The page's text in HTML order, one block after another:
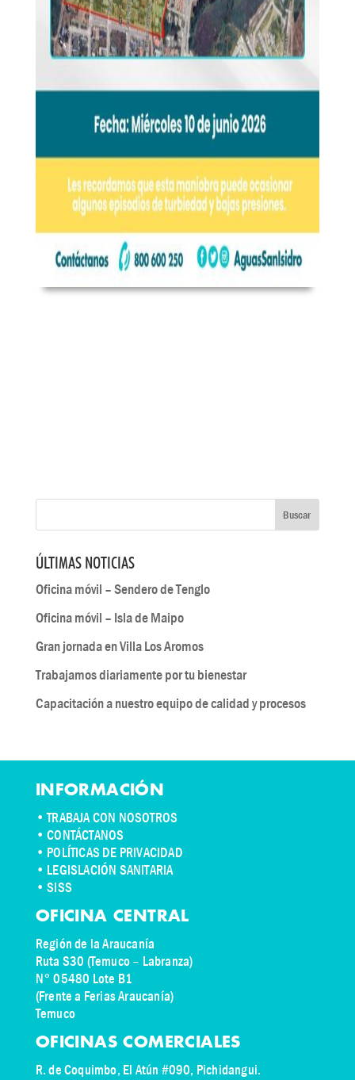
ÚLTIMAS NOTICIAS
Oficina móvil – Sendero de Tenglo
Oficina móvil – Isla de Maipo
Gran jornada en Villa Los Aromos
Trabajamos diariamente por tu bienestar
Capacitación a nuestro equipo de calidad y procesos
INFORMACIÓN
•TRABAJA CON NOSOTROS
•CONTÁCTANOS
• POLÍTICAS DE PRIVACIDAD
• LEGISLACIÓN SANITARIA
• SISS
OFICINA CENTRAL
Región de la Araucanía
Ruta S30 (Temuco – Labranza)
N° 05480 Lote B1
(Frente a Ferias Araucanía)
Temuco
OFICINAS COMERCIALES
R. de Coquimbo, El Atún #090, Pichidangui.